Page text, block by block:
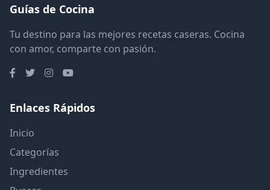
Guías de Cocina
Tu destino para las mejores recetas caseras. Cocina
con amor, comparte con pasión.
Enlaces Rápidos
Inicio
Categorías
Ingredientes